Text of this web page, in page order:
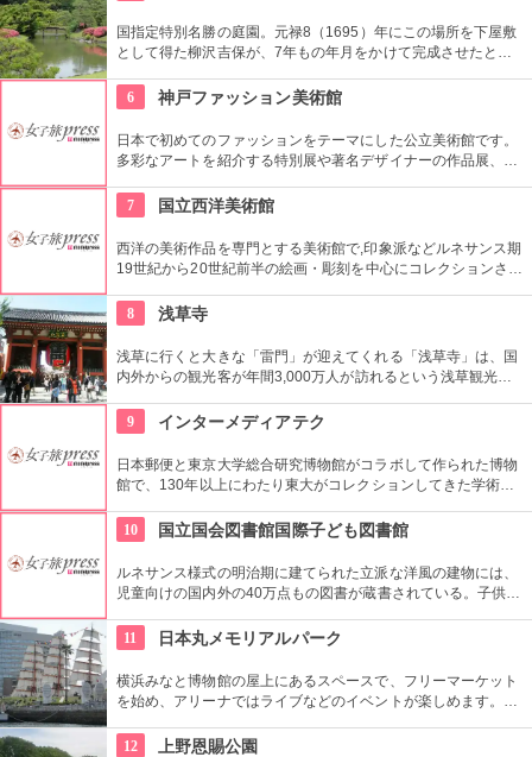
国指定特別名勝の庭園。元禄8（1695）年にこの場所を下屋敷
として得た柳沢吉保が、7年もの年月をかけて完成させたとい
で、江戸時代から小石川後楽園とで二大庭園とされていまし
た。日本庭園の良さを今に伝える名園です。
6 神戸ファッション美術館
日本で初めてのファッションをテーマにした公立美術館です。
多彩なアートを紹介する特別展や著名デザイナーの作品展、ラ
な方、ファッション業界の方、ファッションを学ぶ方、必見で
す。
7 国立西洋美術館
西洋の美術作品を専門とする美術館で,印象派などルネサンス期
19世紀から20世紀前半の絵画・彫刻を中心にコレクションされ
家）たちの作品を見ることができる美術館としは日本有数。ロ
ダンの「考える人」はこちらで見れる。設計はル・コルビジェ
が手掛け、建築・インテリア好きにもおすすめ。
8 浅草寺
浅草に行くと大きな「雷門」が迎えてくれる「浅草寺」は、国
内外からの観光客が年間3,000万人が訪れるという浅草観光一
都内最古の名刹です。
9 インターメディアテク
日本郵便と東京大学総合研究博物館がコラボして作られた博物
館で、130年以上にわたり東大がコレクションしてきた学術コ
ている。
10 国立国会図書館国際子ども図書館
ルネサンス様式の明治期に建てられた立派な洋風の建物には、
児童向けの国内外の40万点もの図書が蔵書されている。子供だ
でゆっくり過ごしてみては。
11 日本丸メモリアルパーク
横浜みなと博物館の屋上にあるスペースで、フリーマーケット
を始め、アリーナではライブなどのイベントが楽しめます。も
財に指定されています。
12 上野恩賜公園